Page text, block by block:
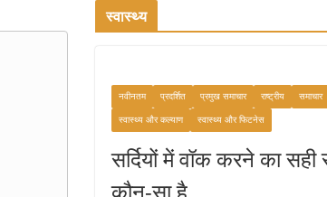
स्वास्थ्य
नवीनतम प्रदर्शित प्रमुख समाचार राष्ट्रीय समाचार
स्वास्थ्य और कल्याण स्वास्थ्य और फिटनेस
सर्दियों में वॉक करने का